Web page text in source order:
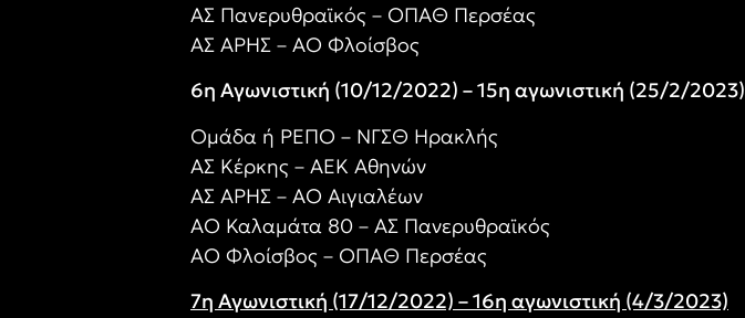
ΑΣ Πανερυθραϊκός – ΟΠΑΘ Περσέας
ΑΣ ΑΡΗΣ – ΑΟ Φλοίσβος
6η Αγωνιστική (10/12/2022) – 15η αγωνιστική (25/2/2023)
Ομάδα ή ΡΕΠΟ – ΝΓΣΘ Ηρακλής
ΑΣ Κέρκης – ΑΕΚ Αθηνών
ΑΣ ΑΡΗΣ – ΑΟ Αιγιαλέων
ΑΟ Καλαμάτα 80 – ΑΣ Πανερυθραϊκός
ΑΟ Φλοίσβος – ΟΠΑΘ Περσέας
7η Αγωνιστική (17/12/2022) – 16η αγωνιστική (4/3/2023)